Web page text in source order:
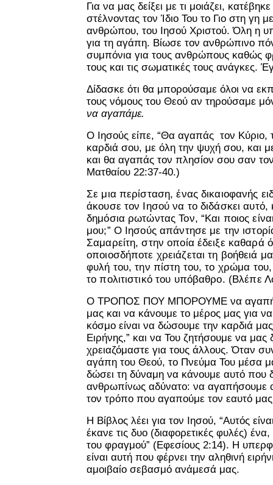
Για να μας δείξει με τι μοιάζει,
στέλνοντας τον Ίδιο Του το Γιο στη γη
ανθρώπου, του Ιησού Χριστού. Όλη η
για τη αγάπη. Βίωσε τον ανθρώπινο
συμπόνια για τους ανθρώπους καθώς
τους και τις σωματικές τους ανάγκες.
Δίδασκε ότι θα μπορούσαμε όλοι να
τους νόμους του Θεού αν τηρούσαμε
να αγαπάμε.
Ο Ιησούς είπε, “Θα αγαπάς τον Κύριο,
καρδιά σου, με όλη την ψυχή σου, και
και θα αγαπάς τον πλησίον σου σαν
Ματθαίου 22:37-40.)
Σε μια περίσταση, ένας δικαιοφανής
άκουσε τον Ιησού να το διδάσκει
δημόσια ρωτώντας Τον, “Και ποιος
μου;” Ο Ιησούς απάντησε με την
Σαμαρείτη, στην οποία έδειξε καθαρά
οποιοσδήποτε χρειάζεται τη βοήθειά
φυλή του, την πίστη του, το χρώμα του,
το πολιτιστικό του υπόβαθρο. (Βλέπε
Ο ΤΡΟΠΟΣ ΠΟΥ ΜΠΟΡΟΥΜΕ να
μας και να κάνουμε το μέρος μας για
κόσμο είναι να δώσουμε την καρδιά
Ειρήνης,” και να Του ζητήσουμε να
χρειαζόμαστε για τους άλλους. Όταν
αγάπη του Θεού, το Πνεύμα Του μέσα
δώσει τη δύναμη να κάνουμε αυτό που
ανθρωπίνως αδύνατο: να αγαπήσουμε
τον τρόπο που αγαπούμε τον εαυτό
Η Βίβλος λέει για τον Ιησού, “Αυτός
έκανε τις δυο (διαφορετικές φυλές) ένα,
του φραγμού” (Εφεσίους 2:14). Η
είναι αυτή που φέρνει την αληθινή
αμοιβαίο σεβασμό ανάμεσά μας.